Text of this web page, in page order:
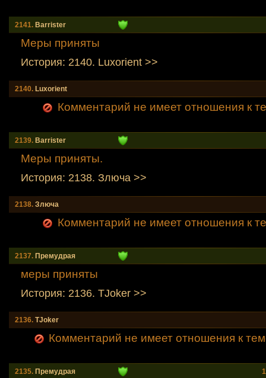
2141. Barrister
Меры приняты
История: 2140. Luxorient >>
2140. Luxorient
Комментарий не имеет отношения к
2139. Barrister
Меры приняты.
История: 2138. Злюча >>
2138. Злюча
Комментарий не имеет отношения к
2137. Премудрая
меры приняты
История: 2136. TJoker >>
2136. TJoker
Комментарий не имеет отношения к
2135. Премудрая